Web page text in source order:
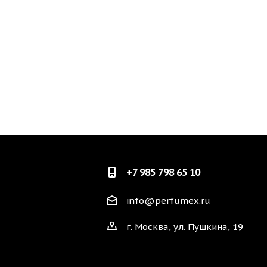
+7 985 798 65 10
info@perfumex.ru
г. Москва, ул. Пушкина, 19